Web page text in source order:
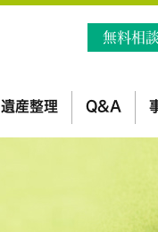
無料相
遺産整理 Q&A